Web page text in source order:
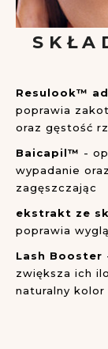
Resulook™
poprawia
oraz gęstość
Baicapil™ -
wypadanie
zagęszczając
ekstrakt ze
poprawia
Lash Booster
zwiększa ich
naturalny kolor